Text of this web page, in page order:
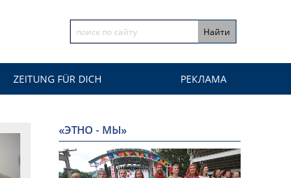
ZEITUNG FÜR DICH РЕКЛАМА
«ЭТНО - МЫ»